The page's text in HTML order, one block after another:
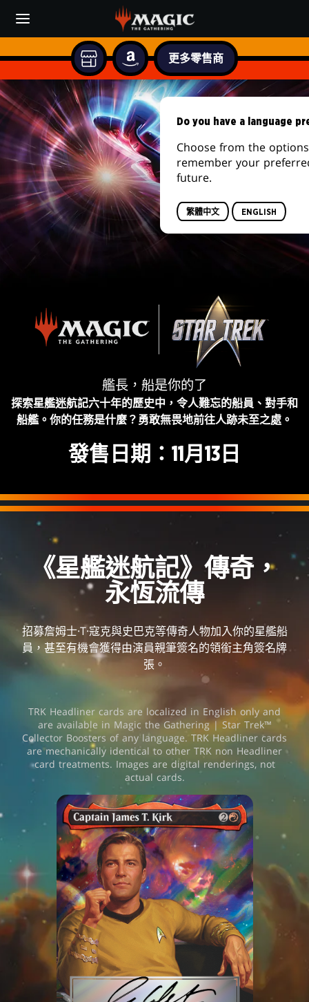
main
content
你
的
當
地
遊
戲
店
AMAZON更多零售商
魔
法
風
雲
會：
艦長，船是你的了
探索星艦迷航記六十年的歷史中，令人難忘的船員、對手和
船艦。你的任務是什麼？勇敢無畏地前往人跡未至之處。
發售日期：11月13日
《星艦迷航記》傳奇，
永恆流傳
招募詹姆士·T·寇克與史巴克等傳奇人物加入你的星艦船
員，甚至有機會獲得由演員親筆簽名的領銜主角簽名牌
張。
TRK Headliner cards are localized in English only and
are available in Magic the Gathering | Star Trek™
Collector Boosters of any language. TRK Headliner cards
are mechanically identical to other TRK non Headliner
card treatments. Images are digital renderings, not
actual cards.
Do you have a language
Choose from the
remember your
future.
繁體中文 ENGLISH